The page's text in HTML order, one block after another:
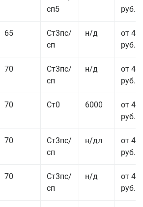
сп5
руб.
65
Ст3пс/
сп
н/д
от 42
руб.
70
Ст3пс/
сп
н/д
от 42
руб.
70 Ст0 6000
от 44
руб.
70
Ст3пс/
сп
н/дл
от 44
руб.
70
Ст3пс/
сп
н/д
от 43
руб.